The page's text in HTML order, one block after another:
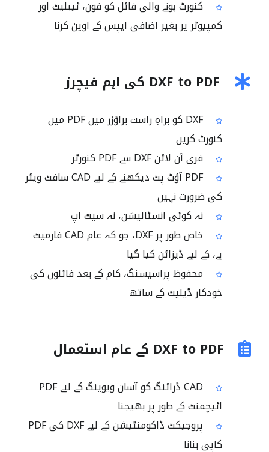
کنورٹ ہونے والی فائل کو فون، ٹیبلیٹ اور
کمپیوٹر پر بغیر اضافی ایپس کے اوپن کرنا
DXF to PDF کی اہم فیچرز
DXF کو براہِ راست براؤزر میں PDF میں
کنورٹ کریں
فری آن لائن DXF سے PDF کنورٹر
PDF آؤٹ پٹ دیکھنے کے لیے CAD سافٹ ویئر
کی ضرورت نہیں
نہ کوئی انسٹالیشن، نہ سیٹ اپ
خاص طور پر DXF، جو کہ عام CAD فارمیٹ
ہے، کے لیے ڈیزائن کیا گیا
محفوظ پراسیسنگ، کام کے بعد فائلوں کی
خودکار ڈیلیٹ کے ساتھ
DXF to PDF کے عام استعمال
CAD ڈرائنگ کو آسان ویوینگ کے لیے PDF
اٹیچمنٹ کے طور پر بھیجنا
پروجیکٹ ڈاکومنٹیشن کے لیے DXF کی PDF
کاپی بنانا